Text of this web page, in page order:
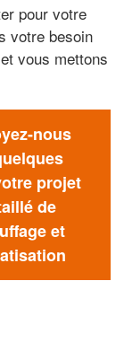
pour votre
votre besoin
vous mettons
nous
projet
de
et